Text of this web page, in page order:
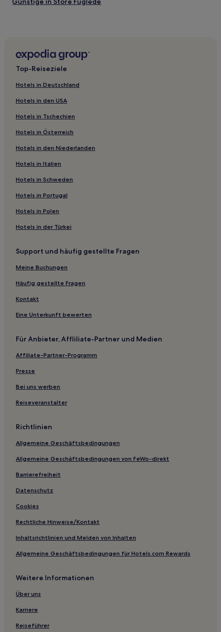
Kalundborg Hotels
Holbæk Kommune: Hotels
Kirke Hyllinge Hotels
Hotels nahe Bahnhof Kalundborg Ost
Hotels nahe Odden Kirche
Hotels nahe Strandpark Holbæk
Hotels nahe Sommerland Sjælland
Hotels nahe Bahnhof Højby Sj.
Hotels nahe Bahnhof Asnæs
Hotels nahe Kirche von Højby
Hotels nahe Lensbaron G.F. Zytphen Adeler
Hotels nahe Rita Mortensen
Hotels nahe Ulkerup Dorf
Nykøbing Hotels
Klint: Hotels
Hotels nahe Tue Keramik Galerie
Hotels nahe Räucherei Sjællands Odde
Kalundborg Kommune: Hotels
Hotels nahe Rørvig Kirche
Hotels nahe Frederik der Siebte
Hotels nahe Faarevejle Kirche
Odsherred Kommune: Hotels
Hotels nahe Bahnhof Nykøbing Sjælland Nyled
Kongstrup Hotels
Top-Reiseziele
Hotels in Deutschland
Hotels in den USA
Hotels in Tschechien
Hotels in Österreich
Hotels in den Niederlanden
Hotels in Italien
Hotels in Schweden
Hotels in Portugal
Hotels in Polen
Hotels in der Türkei
Support und häufig gestellte Fragen
Meine Buchungen
Häufig gestellte Fragen
Kontakt
Eine Unterkunft bewerten
Für Anbieter, Affliliate-Partner und Medien
Affiliate-Partner-Programm
Presse
Bei uns werben
Reiseveranstalter
Richtlinien
Allgemeine Geschäftsbedingungen
Allgemeine Geschäftsbedingungen von FeWo-direkt
Barrierefreiheit
Datenschutz
Cookies
Rechtliche Hinweise/Kontakt
Inhaltsrichtlinien und Melden von Inhalten
Allgemeine Geschäftsbedingungen für Hotels.com Rewards
Weitere Informationen
Über uns
Karriere
Reiseführer